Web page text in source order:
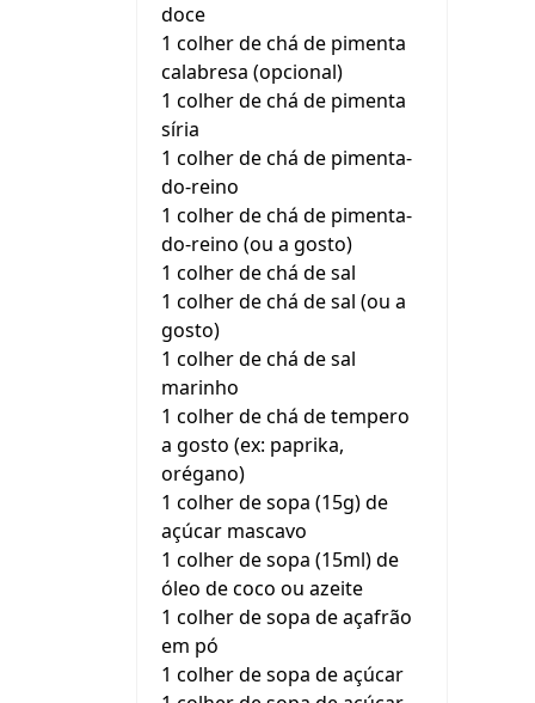
doce
1 colher de chá de pimenta
calabresa (opcional)
1 colher de chá de pimenta
síria
1 colher de chá de pimenta-
do-reino
1 colher de chá de pimenta-
do-reino (ou a gosto)
1 colher de chá de sal
1 colher de chá de sal (ou a
gosto)
1 colher de chá de sal
marinho
1 colher de chá de tempero
a gosto (ex: paprika,
orégano)
1 colher de sopa (15g) de
açúcar mascavo
1 colher de sopa (15ml) de
óleo de coco ou azeite
1 colher de sopa de açafrão
em pó
1 colher de sopa de açúcar